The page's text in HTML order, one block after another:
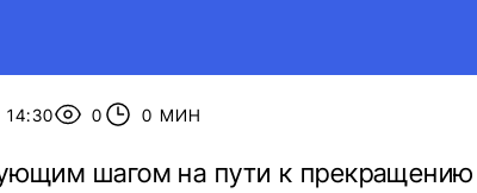
0 0 МИН
шагом на пути к